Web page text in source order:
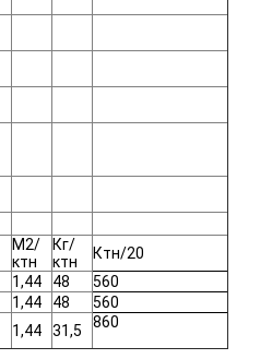
М2/
ктн
Кг/
ктн
Ктн/20
1,44 48
560
1,44 48
560
1,44 31,5 860